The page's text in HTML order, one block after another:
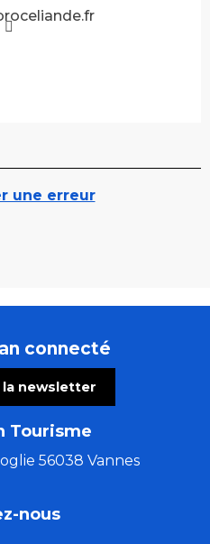
une erreur
connecté
la newsletter
Tourisme
56038 Vannes
nous